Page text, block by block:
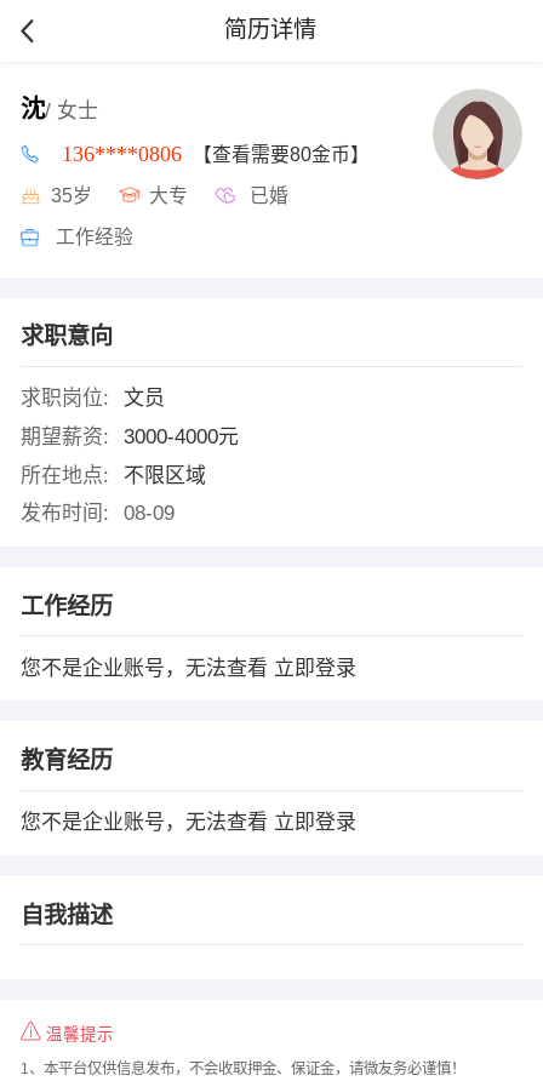
简历详情
沈/ 女士
136****0806 【查看需要80金币】
35岁 大专 已婚
工作经验
求职意向
求职岗位:
文员
期望薪资:
3000-4000元
所在地点:
不限区域
发布时间:
08-09
工作经历
您不是企业账号，无法查看 立即登录
教育经历
您不是企业账号，无法查看 立即登录
自我描述
温馨提示
1、本平台仅供信息发布，不会收取押金、保证金，请微友务必谨慎！